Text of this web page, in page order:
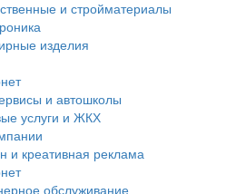
и стройматериалы
изделия
и автошколы
услуги и ЖКХ
и креативная реклама
обслуживание